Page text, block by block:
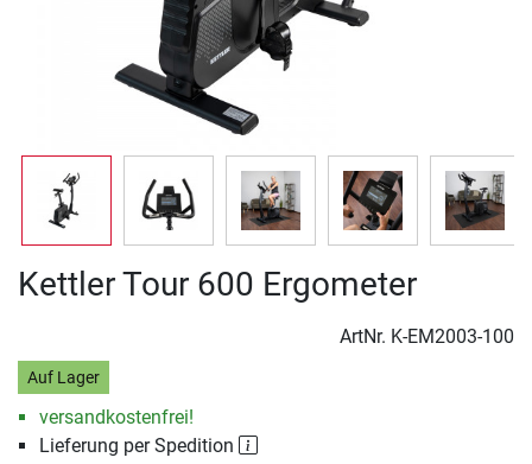
Kettler Tour 600 Ergometer
ArtNr. K-EM2003-100
Auf Lager
versandkostenfrei!
Lieferung per Spedition